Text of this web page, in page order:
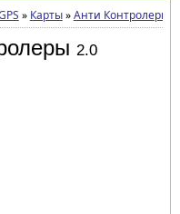
» Карты»Анти Контролеры
2.0